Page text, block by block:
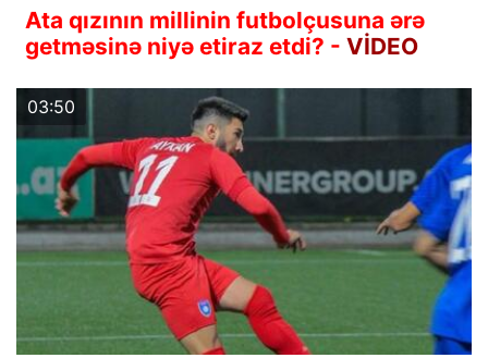
Ata qızının millinin futbolçusuna ərə
getməsinə niyə etiraz etdi? - VİDEO
03:50